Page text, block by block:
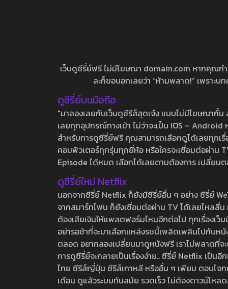
เว็บดูซีรี่ย์ฟรี ไม่มีโฆษณา domain.com หากคุณก
ละก็ขอบอกเลยว่า “ห้ามพลาด!” เพราะ
ดูซีรี่ย์บนมือถือ
"มาลองเลยกับเว็บดูซีรีส์สุดเจ๋ง แบบไม่มีโฆษณากั้
เลยทุกอุปกรณ์ทางเข้า ไม่ว่าจะเป็น IOS –
สำหรับการดูซีรี่ย์ฟรี คุณสามารถเลือกดูได้เลยทุกเ
คอมพิวเตอร์ทุกรุ่นทุกยี่ห้อ หรือใครจะเชื่อมต่อผ่าน
Episode ได้หมด เลือกได้เลยตามต้องการ เปลี่ยน
ดูซีรี่ย์ใหม่ Netflix
นอกจากซีรี่ย์ Netflix ก็ยังมีซีรี่ย์อื่น ๆ อย่าง ซีรี่ย์
จากสมาร์ทโฟน ก็ยังเชื่อมต่อผ่าน TV ได้เลยไหลลื่
ต้องเสียเงินให้แพลตฟอร์มไหนอีกต่อไป ทุกเรื่องเว็
อย่ารอช้าที่จะมาเลือกแหล่งรชนี้เพลิดเพลินไปกับห
ตลอด อยากลองเปลี่ยนมาดูหนังฟรี เราไม่พลาดที่
การดูซีรี่ย์จะกลายเป็นเรื่องง่าย.. ซีรี่ย์ Netflix เป็น
ไทย ซีรีส์ญี่ปุ่น ซีรีส์เกาหลี หรืออื่น ๆ เพียบ ตอบโจท
เดือน ดูแล้วระบบทันสมัย รวดเร็ว ไม่ต้องดาวน์โห